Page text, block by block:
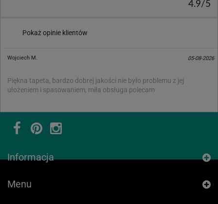
4.9/5
Pokaż opinie klientów
Wojciech M. 05-08-2026
Piękna tapeta, bardzo dobrej jakości nie było problemu z jej
ułożeniem i spasowaniem, miła obsługa polecam
Informacja
Menu